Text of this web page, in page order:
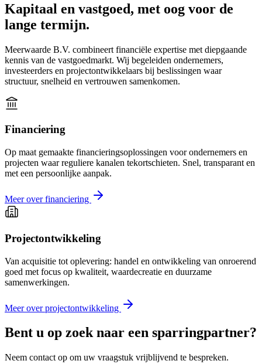
Kapitaal en vastgoed, met oog voor de
lange termijn.
Meerwaarde B.V. combineert financiële expertise met diepgaande
kennis van de vastgoedmarkt. Wij begeleiden ondernemers,
investeerders en projectontwikkelaars bij beslissingen waar
structuur, snelheid en vertrouwen samenkomen.
Financiering
Op maat gemaakte financieringsoplossingen voor ondernemers en
projecten waar reguliere kanalen tekortschieten. Snel, transparant en
met een persoonlijke aanpak.
Meer over financiering
Projectontwikkeling
Van acquisitie tot oplevering: handel en ontwikkeling van onroerend
goed met focus op kwaliteit, waardecreatie en duurzame
samenwerkingen.
Meer over projectontwikkeling
Bent u op zoek naar een sparringpartner?
Neem contact op om uw vraagstuk vrijblijvend te bespreken.